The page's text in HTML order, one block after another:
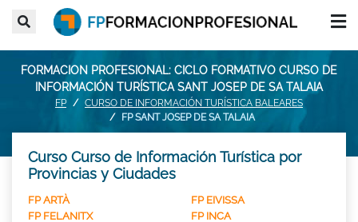
FORMACION PROFESIONAL: CICLO FORMATIVO CURSO DE
INFORMACIÓN TURÍSTICA SANT JOSEP DE SA TALAIA
FP
CURSO DE INFORMACIÓN TURÍSTICA BALEARES
FP SANT JOSEP DE SA TALAIA
Curso Curso de Información Turística por
Provincias y Ciudades
FP ARTÀ
FP EIVISSA
FP FELANITX
FP INCA